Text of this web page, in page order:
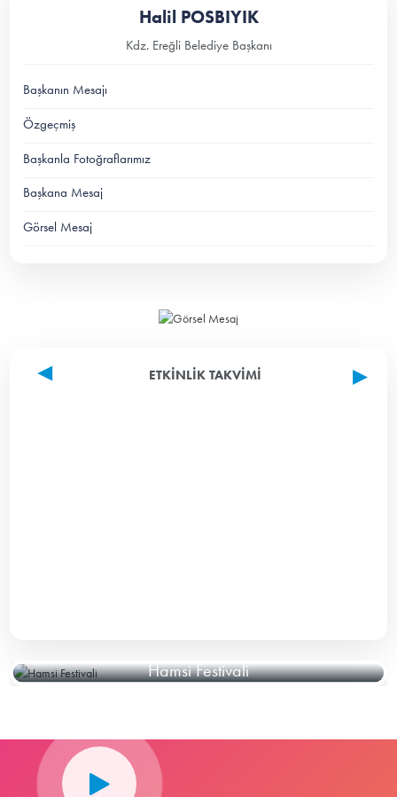
Halil POSBIYIK
Kdz. Ereğli Belediye Başkanı
Başkanın Mesajı
Özgeçmiş
Başkanla Fotoğraflarımız
Başkana Mesaj
Görsel Mesaj
ETKINLIK TAKVIMI
Hamsi Festivali